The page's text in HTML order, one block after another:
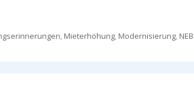
, Mieterhöhung, Modernisierung,